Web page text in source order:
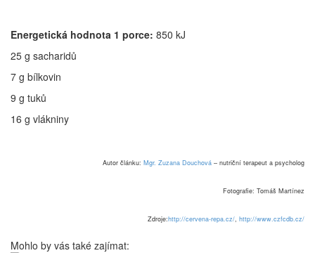
Energetická hodnota 1 porce: 850 kJ
25 g sacharidů
7 g bílkovin
9 g tuků
16 g vlákniny
Autor článku: Mgr. Zuzana Douchová – nutriční terapeut a psycholog
Fotografie: Tomáš Martínez
Zdroje:http://cervena-repa.cz/, http://www.czfcdb.cz/
Mohlo by vás také zajímat: